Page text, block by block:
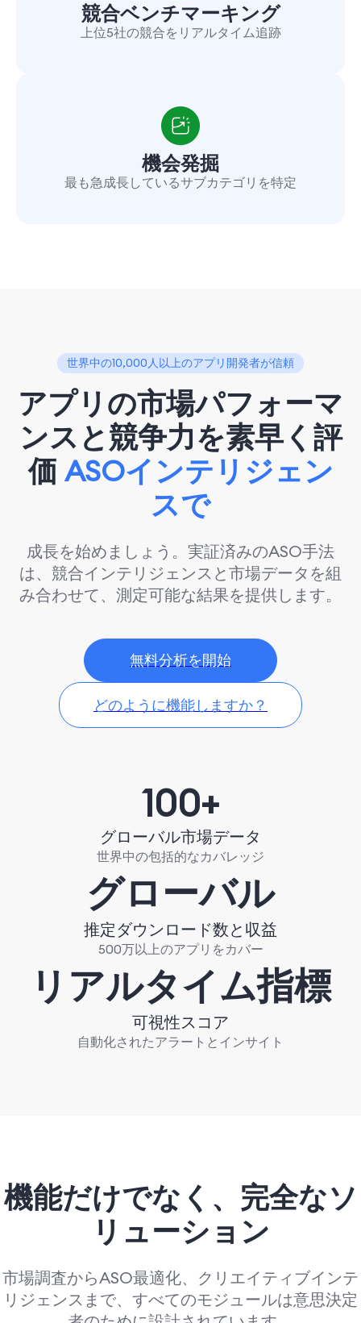
競合ベンチマーキング
上位5社の競合をリアルタイム追跡
機会発掘
最も急成長しているサブカテゴリを特定
世界中の10,000人以上のアプリ開発者が信頼
アプリの市場パフォーマ
ンスと競争力を素早く評
価 ASOインテリジェン
スで
成長を始めましょう。実証済みのASO手法
は、競合インテリジェンスと市場データを組
み合わせて、測定可能な結果を提供します。
無料分析を開始
どのように機能しますか？
100+
グローバル市場データ
世界中の包括的なカバレッジ
グローバル
推定ダウンロード数と収益
500万以上のアプリをカバー
リアルタイム指標
可視性スコア
自動化されたアラートとインサイト
機能だけでなく、 完全なソ
リューション
市場調査からASO最適化、クリエイティブインテ
リジェンスまで、すべてのモジュールは意思決定